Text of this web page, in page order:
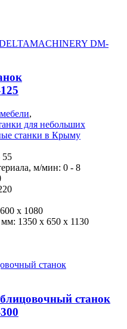
,
для небольших
станки в Крыму
55
м/мин: 0 - 8
x 1080
1350 x 650 x 1130
станок